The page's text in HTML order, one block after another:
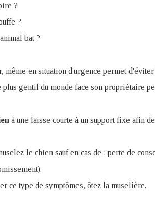
?
?
bat ?
même en situation d'urgence permet
gentil du monde face son propriétaire
à une laisse courte à un support fixe afin
le chien sauf en cas de : perte de
ce type de symptômes, ôtez la muselière.